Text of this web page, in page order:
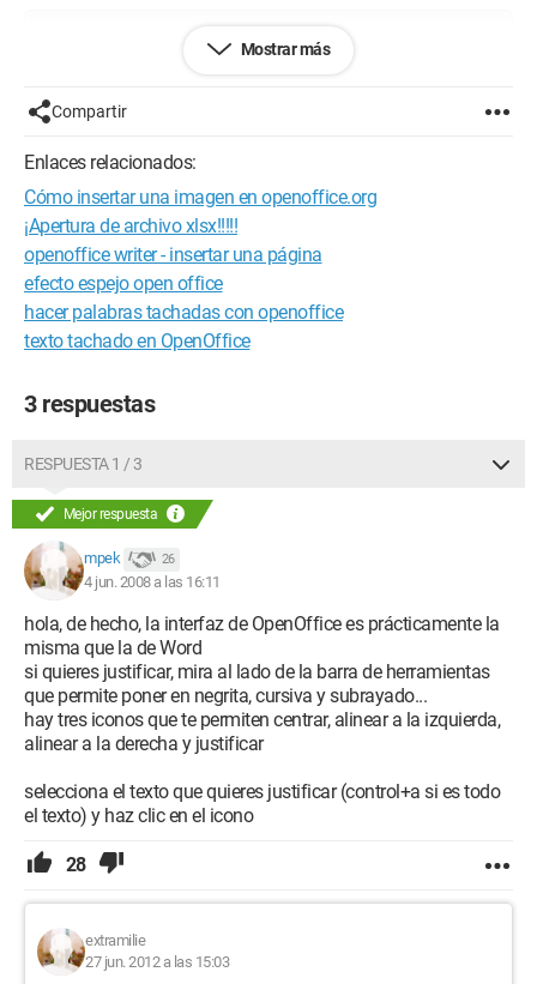
Mostrar más
Compartir
Enlaces relacionados:
Cómo insertar una imagen en openoffice.org
¡Apertura de archivo xlsx!!!!!
openoffice writer - insertar una página
efecto espejo open office
hacer palabras tachadas con openoffice
texto tachado en OpenOffice
3 respuestas
RESPUESTA 1 / 3
Mejor respuesta
mpek 26
4 jun. 2008 a las 16:11
hola, de hecho, la interfaz de OpenOffice es prácticamente la
misma que la de Word
si quieres justificar, mira al lado de la barra de herramientas
que permite poner en negrita, cursiva y subrayado...
hay tres iconos que te permiten centrar, alinear a la izquierda,
alinear a la derecha y justificar
selecciona el texto que quieres justificar (control+a si es todo
el texto) y haz clic en el icono
28
extramilie
27 jun. 2012 a las 15:03